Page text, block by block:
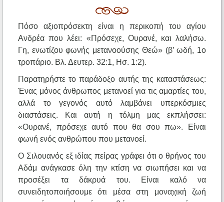
Πόσο αξιοπρόσεκτη είναι η περικοπή του αγίου
Ανδρέα που λέει: «Πρόσεχε, Ουρανέ, και λαλήσω.
Γη, ενωτίζου φωνής μετανοούσης Θεώ» (β’ ωδή, 1ο
τροπάριο. Βλ. Δευτερ. 32:1, Ησ. 1:2).
Παρατηρήστε το παράδοξο αυτής της καταστάσεως:
Ένας μόνος άνθρωπος μετανοεί για τις αμαρτίες του,
αλλά το γεγονός αυτό λαμβάνει υπερκόσμιες
διαστάσεις. Και αυτή η τόλμη μας εκπλήσσει:
«Ουρανέ, πρόσεχε αυτό που θα σου πω». Είναι
φωνή ενός ανθρώπου που μετανοεί.
Ο Σιλουανός εξ ιδίας πείρας γράφει ότι ο θρήνος του
Αδάμ ανάγκασε όλη την κτίση να σιωπήσει και να
προσέξει τα δάκρυά του. Είναι καλό να
συνειδητοποιήσουμε ότι μέσα στη μοναχική ζωή